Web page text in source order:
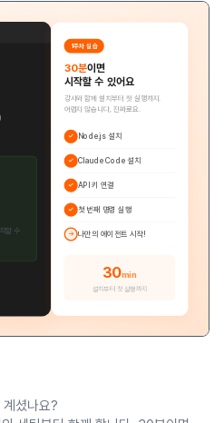
셨나요?
할 수
1주차 실습
30분이면
시작할 수 있어요
강사와 함께 설치부터 첫 실행까지.
어렵지 않습니다, 진짜로요.
✓ Node.js 설치
✓ Claude Code 설치
✓ API 키 연결
✓ 첫 번째 명령 실행
→ 나만의 에이전트 시작!
30min
설치부터 첫 실행까지